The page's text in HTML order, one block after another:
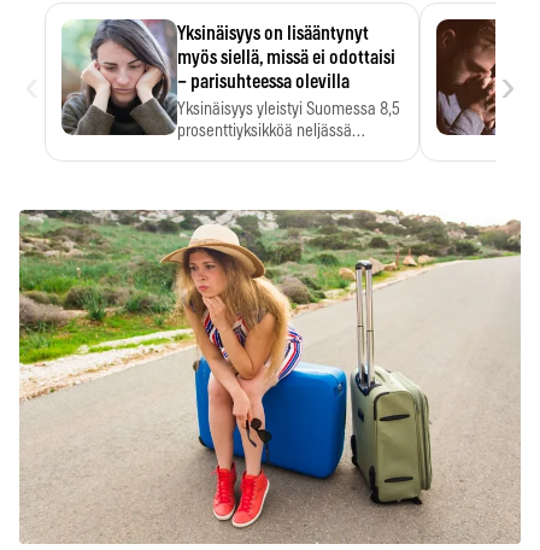
Yksinäisyys on lisääntynyt
myös siellä, missä ei odottaisi
– parisuhteessa olevilla
Yksinäisyys yleistyi Suomessa 8,5
prosenttiyksikköä neljässä
›